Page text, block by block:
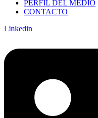
PERFIL DEL MEDIO
CONTACTO
Linkedin